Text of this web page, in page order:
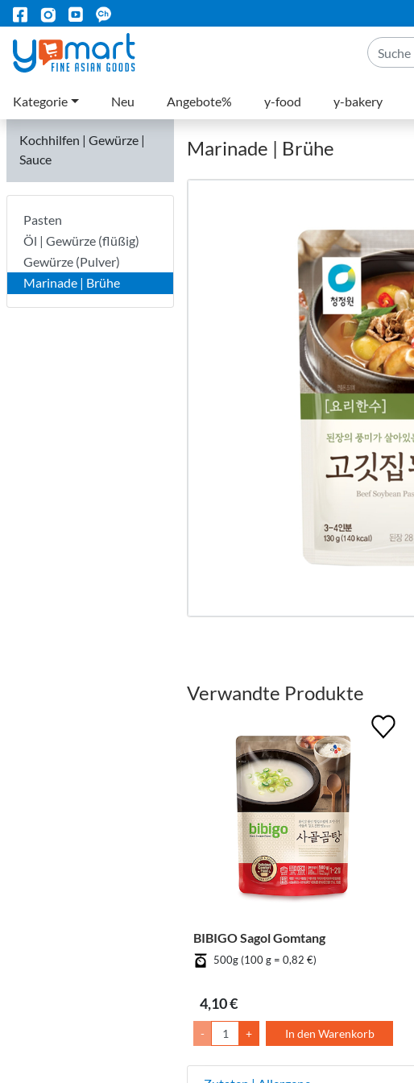
Kategorie Neu Angebote% y-food y-bakery
Kochhilfen | Gewürze |
Sauce
Pasten
Öl | Gewürze (flüßig)
Gewürze (Pulver)
Marinade | Brühe
Marinade | Brühe
Verwandte Produkte
BIBIGO Sagol Gomtang
500g (100 g = 0,82 €)
4,10 €
- + In den Warenkorb